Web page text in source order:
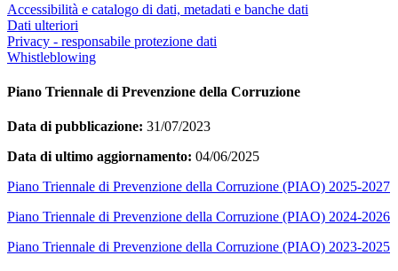
Accessibilità e catalogo di dati, metadati e banche dati
Dati ulteriori
Privacy - responsabile protezione dati
Whistleblowing
Piano Triennale di Prevenzione della Corruzione
Data di pubblicazione: 31/07/2023
Data di ultimo aggiornamento: 04/06/2025
Piano Triennale di Prevenzione della Corruzione (PIAO) 2025-2027
Piano Triennale di Prevenzione della Corruzione (PIAO) 2024-2026
Piano Triennale di Prevenzione della Corruzione (PIAO) 2023-2025